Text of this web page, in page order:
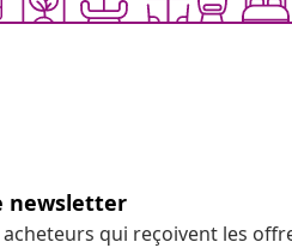
newsletter
acheteurs qui reçoivent les